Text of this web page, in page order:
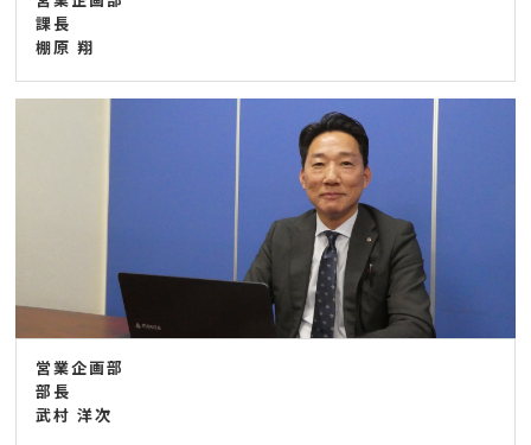
課長
棚原 翔
営業企画部
部長
武村 洋次